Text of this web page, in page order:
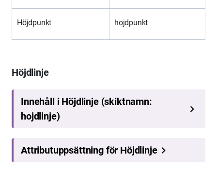
Höjdpunkt hojdpunkt
Höjdlinje